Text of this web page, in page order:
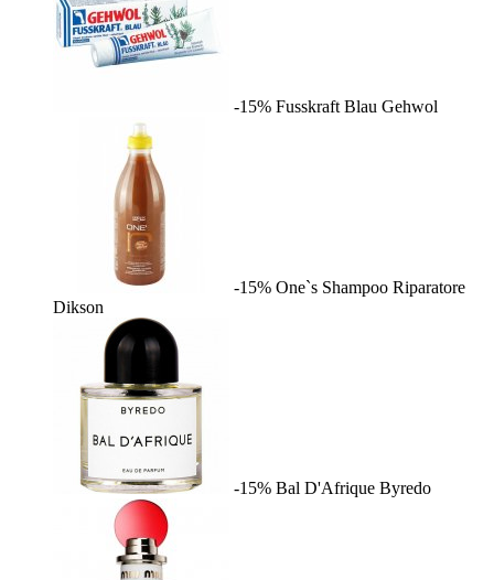
-15% Fusskraft Blau Gehwol
-15% One`s Shampoo Riparatore
Dikson
-15% Bal D'Afrique Byredo